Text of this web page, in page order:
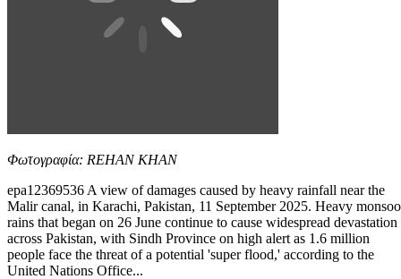
Φωτογραφία: REHAN KHAN
epa12369536 A view of damages caused by heavy rainfall near the
Malir canal, in Karachi, Pakistan, 11 September 2025. Heavy
rains that began on 26 June continue to cause widespread devastation
across Pakistan, with Sindh Province on high alert as 1.6 million
people face the threat of a potential 'super flood,' according to the
United Nations Office...